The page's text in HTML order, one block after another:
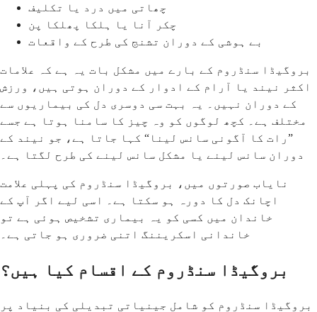
چھاتی میں درد یا تکلیف
چکر آنا یا ہلکا پھلکا پن
بے ہوشی کے دوران تشنج کی طرح کے واقعات
بروگیڈا سنڈروم کے بارے میں مشکل بات یہ ہے کہ علامات
اکثر نیند یا آرام کے ادوار کے دوران ہوتی ہیں، ورزش
کے دوران نہیں۔ یہ بہت سی دوسری دل کی بیماریوں سے
مختلف ہے۔ کچھ لوگوں کو وہ چیز کا سامنا ہوتا ہے جسے
”رات کا آگونی سانس لینا“ کہا جاتا ہے، جو نیند کے
دوران سانس لینے یا مشکل سانس لینے کی طرح لگتا ہے۔
نایاب صورتوں میں، بروگیڈا سنڈروم کی پہلی علامت
اچانک دل کا دورہ ہو سکتا ہے۔ اسی لیے اگر آپ کے
خاندان میں کسی کو یہ بیماری تشخیص ہوئی ہے تو
خاندانی اسکریننگ اتنی ضروری ہو جاتی ہے۔
بروگیڈا سنڈروم کے اقسام کیا ہیں؟
بروگیڈا سنڈروم کو شامل جینیاتی تبدیلی کی بنیاد پر